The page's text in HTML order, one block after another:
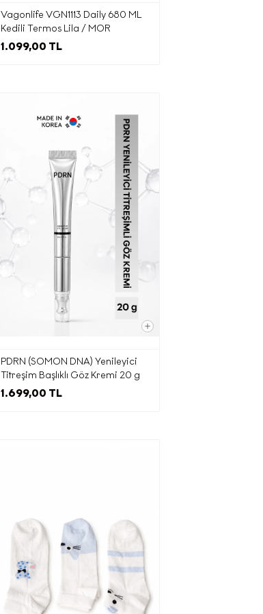
Vagonlife VGN1113 Daily 680 ML
Kedili Termos Lila / MOR
1.099,00 TL
PDRN (SOMON DNA) Yenileyici
Titreşim Başlıklı Göz Kremi 20 g
1.699,00 TL